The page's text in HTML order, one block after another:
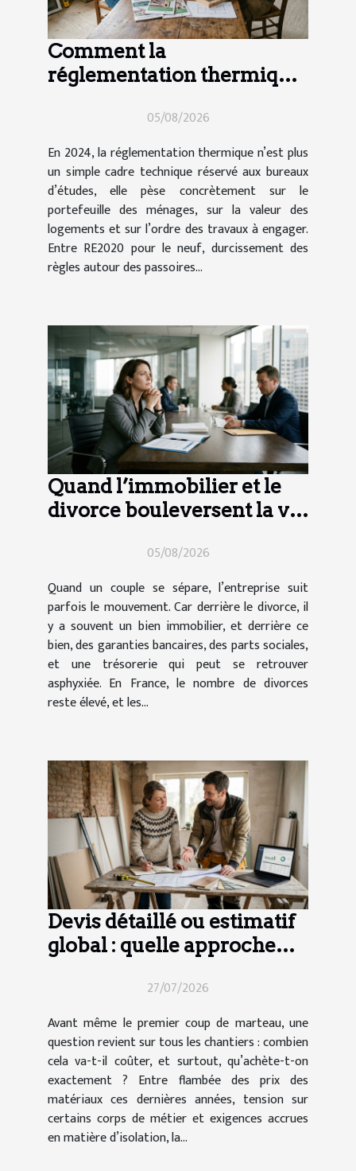
Comment la
réglementation thermique
travaux en 2024
05/08/2026
En 2024, la réglementation thermique n’est plus
un simple cadre technique réservé aux bureaux
d’études, elle pèse concrètement sur le
portefeuille des ménages, sur la valeur des
logements et sur l’ordre des travaux à engager.
Entre RE2020 pour le neuf, durcissement des
règles autour des passoires...
Quand l’immobilier et le
divorce bouleversent la vie
05/08/2026
Quand un couple se sépare, l’entreprise suit
parfois le mouvement. Car derrière le divorce, il
y a souvent un bien immobilier, et derrière ce
bien, des garanties bancaires, des parts sociales,
et une trésorerie qui peut se retrouver
asphyxiée. En France, le nombre de divorces
reste élevé, et les...
Devis détaillé ou estimatif
global : quelle approche
27/07/2026
Avant même le premier coup de marteau, une
question revient sur tous les chantiers : combien
cela va-t-il coûter, et surtout, qu’achète-t-on
exactement ? Entre flambée des prix des
matériaux ces dernières années, tension sur
certains corps de métier et exigences accrues
en matière d’isolation, la...